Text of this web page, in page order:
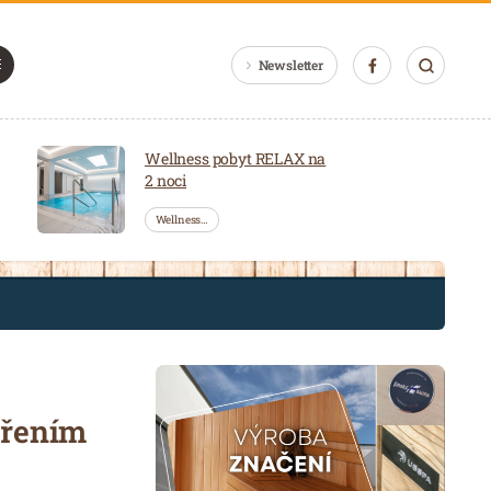
Newsletter
Wellness pobyt RELAX na
2 noci
Wellness…